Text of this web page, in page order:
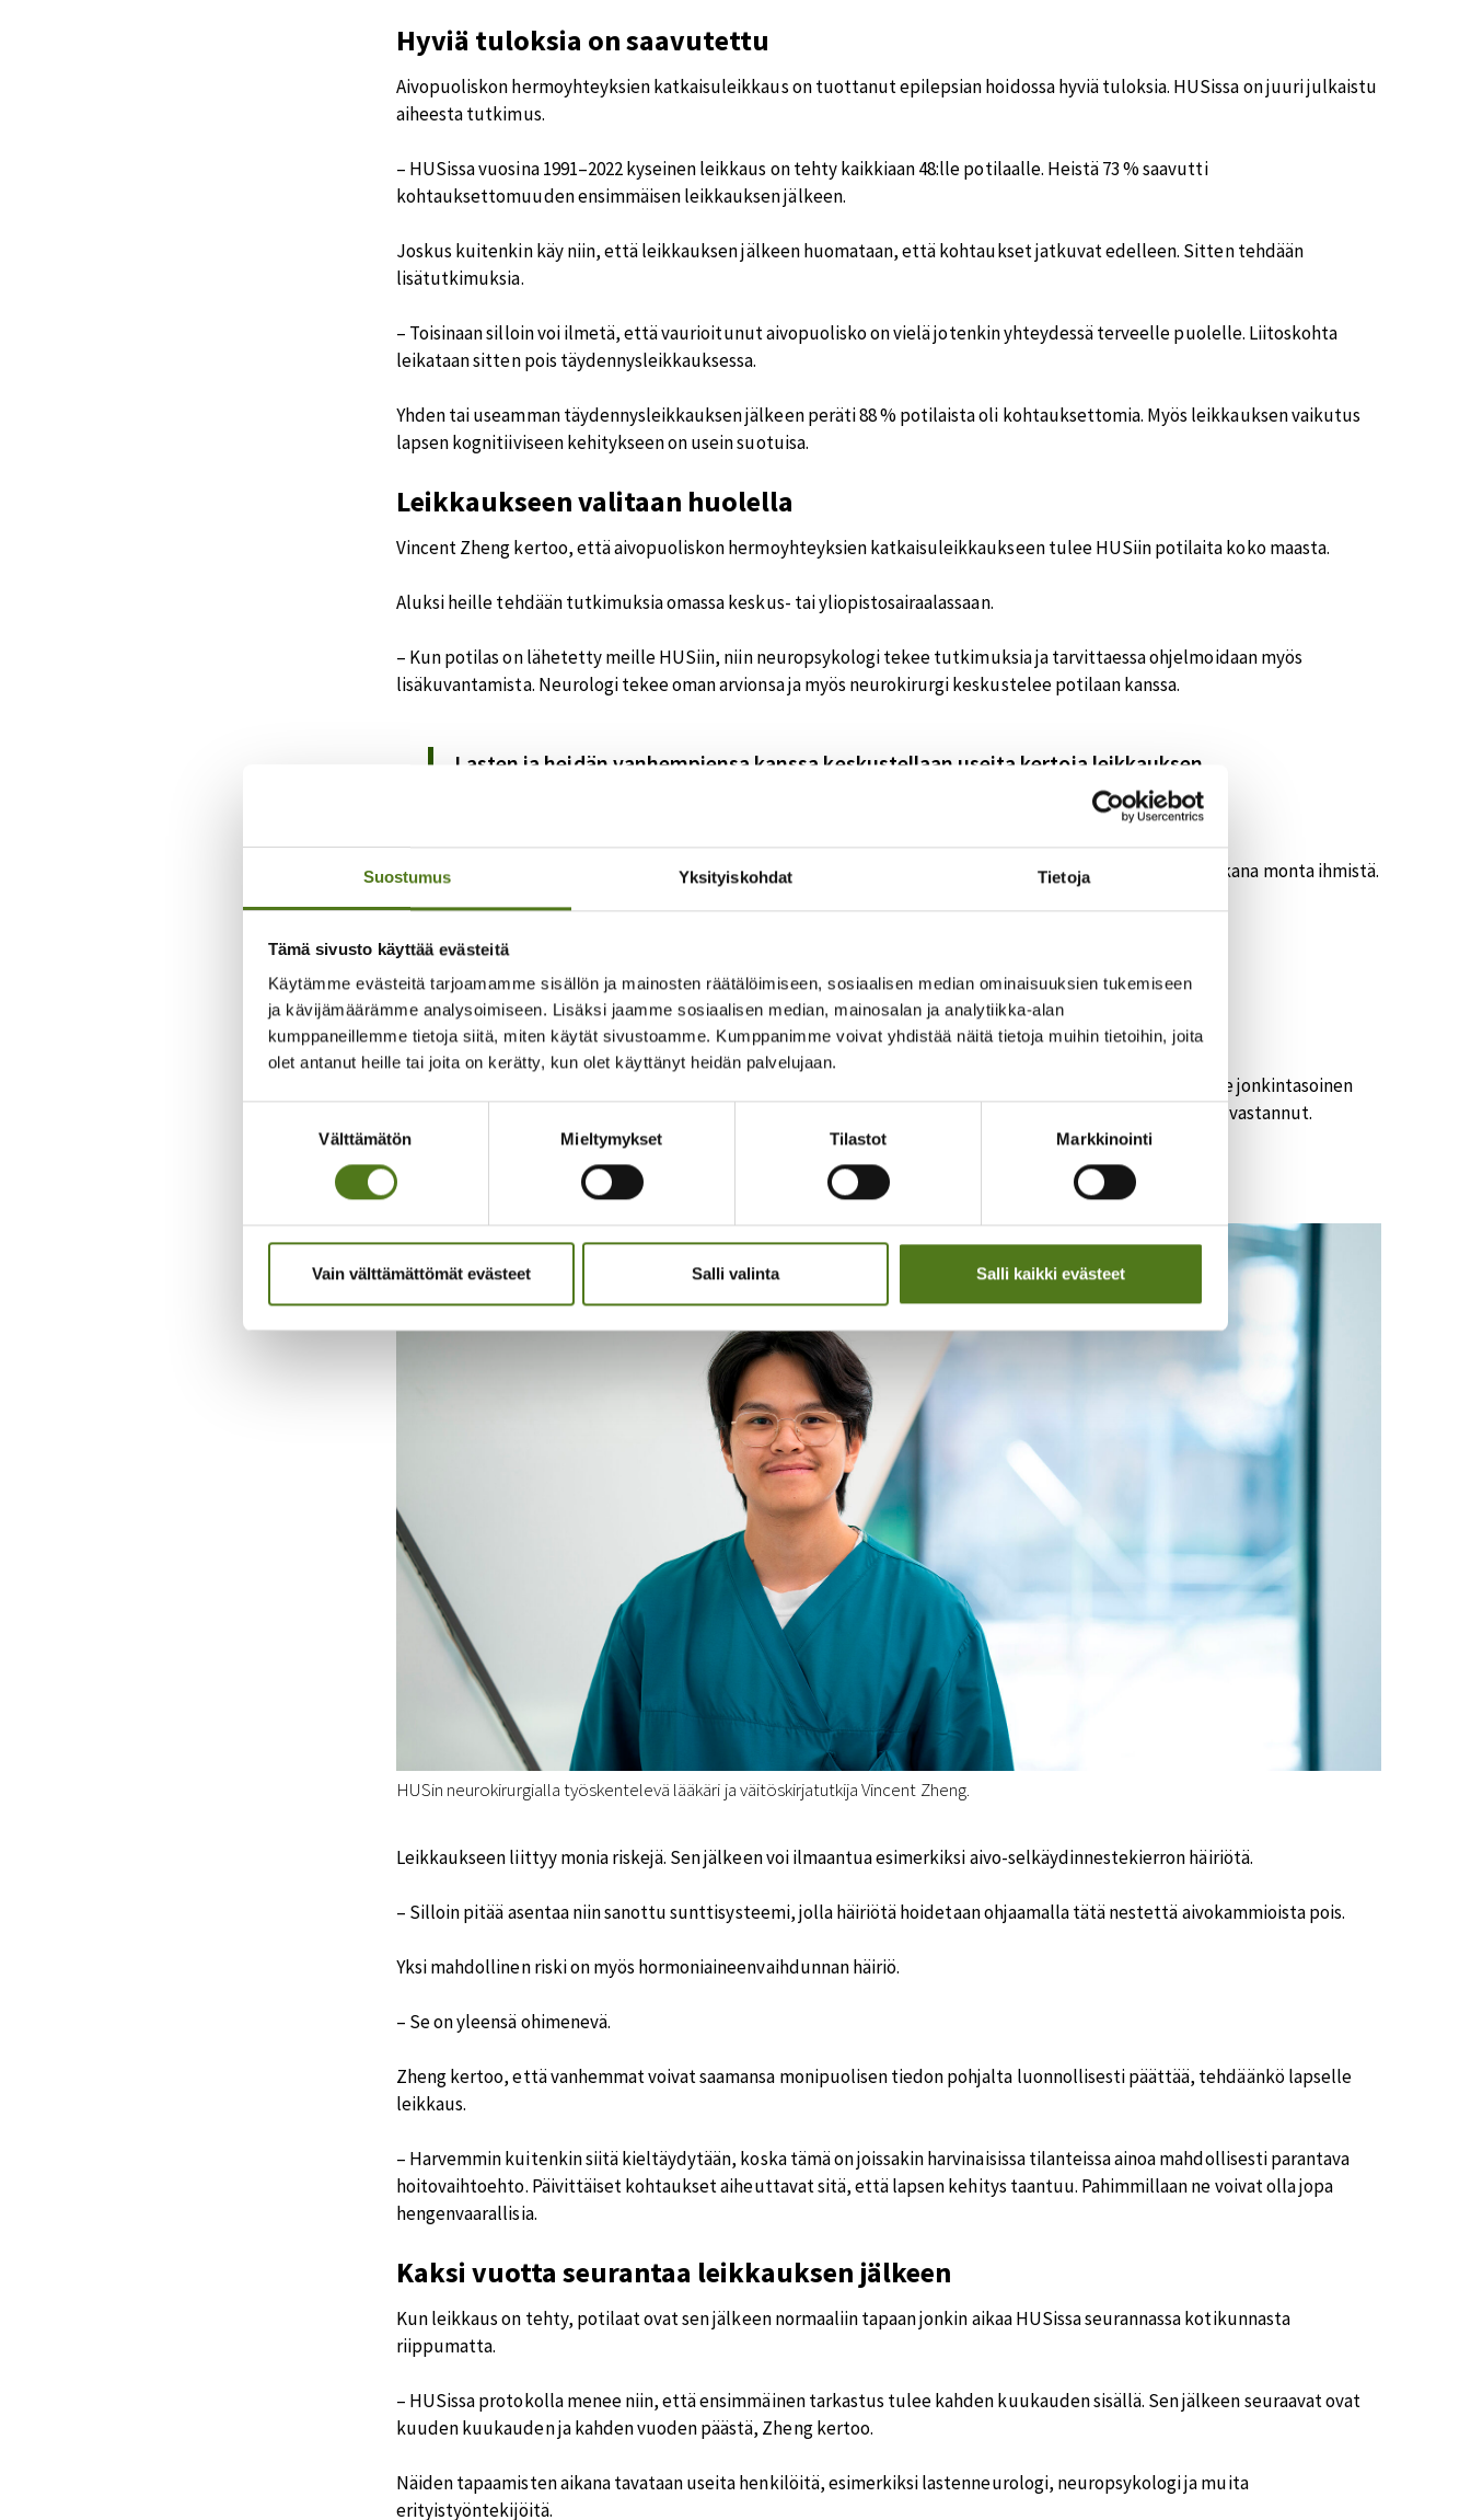
Suostumus Yksityiskohdat Tietoja
Tämä sivusto käyttää evästeitä
Käytämme evästeitä tarjoamamme sisällön ja mainosten räätälöimiseen, sosiaalisen median ominaisuuksien tukemiseen
ja kävijämäärämme analysoimiseen. Lisäksi jaamme sosiaalisen median, mainosalan ja analytiikka-alan
kumppaneillemme tietoja siitä, miten käytät sivustoamme. Kumppanimme voivat yhdistää näitä tietoja muihin tietoihin, joita
olet antanut heille tai joita on kerätty, kun olet käyttänyt heidän palvelujaan.
Välttämätön Mieltymykset Tilastot Markkinointi
Vain välttämättömät evästeet Salli valinta Salli kaikki evästeet
Hyviä tuloksia on saavutettu
Aivopuoliskon hermoyhteyksien katkaisuleikkaus on tuottanut epilepsian hoidossa hyviä tuloksia. HUSissa on juuri julkaistu
aiheesta tutkimus.
– HUSissa vuosina 1991–2022 kyseinen leikkaus on tehty kaikkiaan 48:lle potilaalle. Heistä 73 % saavutti
kohtauksettomuuden ensimmäisen leikkauksen jälkeen.
Joskus kuitenkin käy niin, että leikkauksen jälkeen huomataan, että kohtaukset jatkuvat edelleen. Sitten tehdään
lisätutkimuksia.
– Toisinaan silloin voi ilmetä, että vaurioitunut aivopuolisko on vielä jotenkin yhteydessä terveelle puolelle. Liitoskohta
leikataan sitten pois täydennysleikkauksessa.
Yhden tai useamman täydennysleikkauksen jälkeen peräti 88 % potilaista oli kohtauksettomia. Myös leikkauksen vaikutus
lapsen kognitiiviseen kehitykseen on usein suotuisa.
Leikkaukseen valitaan huolella
Vincent Zheng kertoo, että aivopuoliskon hermoyhteyksien katkaisuleikkaukseen tulee HUSiin potilaita koko maasta.
Aluksi heille tehdään tutkimuksia omassa keskus- tai yliopistosairaalassaan.
– Kun potilas on lähetetty meille HUSiin, niin neuropsykologi tekee tutkimuksia ja tarvittaessa ohjelmoidaan myös
lisäkuvantamista. Neurologi tekee oman arvionsa ja myös neurokirurgi keskustelee potilaan kanssa.
Lasten ja heidän vanhempiensa kanssa keskustellaan useita kertoja leikkauksen
Tapaukset käydään myös läpi moniammatillisessa epilepsiakirurgiakokouksessa. Päätöksenteossa on mukana monta ihmistä.
– On huomattava se, että kyseessä on erittäin iso operaatio. Se vaikuttaa ihmisen koko loppuelämään.
Leikkauksesta kieltäydytään harvoin
Koska leikkauksessa katkaistaan koko sairaan aivopuoliskon yhteydet, suurimmalle osalle potilaista tulee jonkintasoinen
toispuolinen näkökenttäheikkous ja toispuolinen raajaheikkous, joista tämä aivopuolisko on aikaisemmin vastannut.
– Näitä heikkouksia voi esiintyä monella lapsella jo ennen leikkausta.
HUSin neurokirurgialla työskentelevä lääkäri ja väitöskirjatutkija Vincent Zheng.
Leikkaukseen liittyy monia riskejä. Sen jälkeen voi ilmaantua esimerkiksi aivo-selkäydinnestekierron häiriötä.
– Silloin pitää asentaa niin sanottu sunttisysteemi, jolla häiriötä hoidetaan ohjaamalla tätä nestettä aivokammioista pois.
Yksi mahdollinen riski on myös hormoniaineenvaihdunnan häiriö.
– Se on yleensä ohimenevä.
Zheng kertoo, että vanhemmat voivat saamansa monipuolisen tiedon pohjalta luonnollisesti päättää, tehdäänkö lapselle
leikkaus.
– Harvemmin kuitenkin siitä kieltäydytään, koska tämä on joissakin harvinaisissa tilanteissa ainoa mahdollisesti parantava
hoitovaihtoehto. Päivittäiset kohtaukset aiheuttavat sitä, että lapsen kehitys taantuu. Pahimmillaan ne voivat olla jopa
hengenvaarallisia.
Kaksi vuotta seurantaa leikkauksen jälkeen
Kun leikkaus on tehty, potilaat ovat sen jälkeen normaaliin tapaan jonkin aikaa HUSissa seurannassa kotikunnasta
riippumatta.
– HUSissa protokolla menee niin, että ensimmäinen tarkastus tulee kahden kuukauden sisällä. Sen jälkeen seuraavat ovat
kuuden kuukauden ja kahden vuoden päästä, Zheng kertoo.
Näiden tapaamisten aikana tavataan useita henkilöitä, esimerkiksi lastenneurologi, neuropsykologi ja muita
erityistyöntekijöitä.